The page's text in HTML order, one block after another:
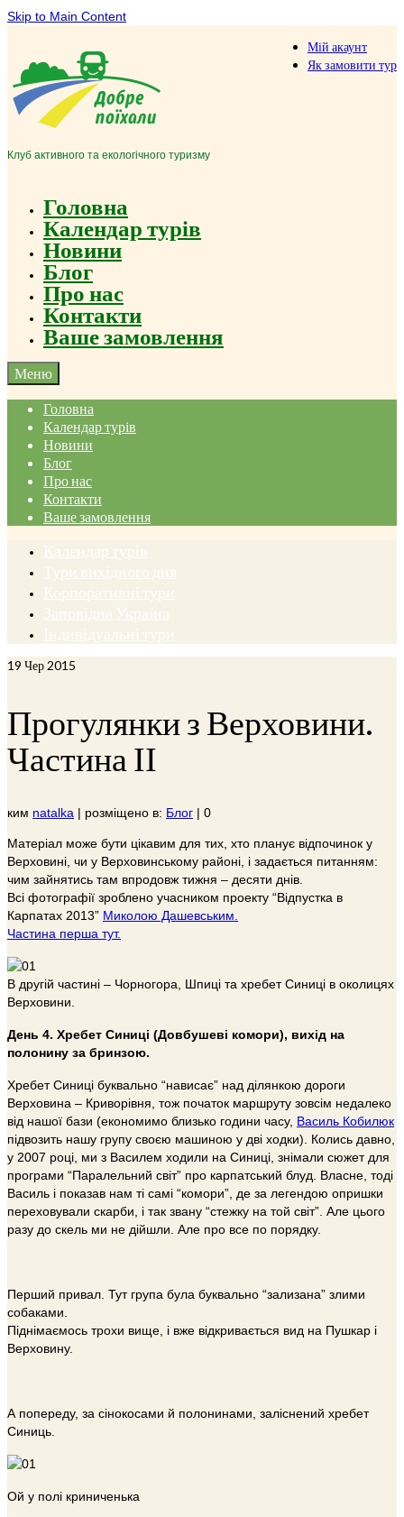
Skip to Main Content
Мій акаунт
Як замовити тур
Клуб активного та екологічного туризму
Головна
Календар турів
Новини
Блог
Про нас
Контакти
Ваше замовлення
Меню
Головна
Календар турів
Новини
Блог
Про нас
Контакти
Ваше замовлення
Календар турів
Тури вихідного дня
Корпоративні тури
Заповідна Україна
Індивідуальні тури
19 Чер 2015
Прогулянки з Верховини.
Частина ІІ
ким natalka | розміщено в: Блог | 0
Матеріал може бути цікавим для тих, хто планує відпочинок у
Верховині, чи у Верховинському районі, і задається питанням:
чим зайнятись там впродовж тижня – десяти днів.
Всі фотографії зроблено учасником проекту “Відпустка в
Карпатах 2013” Миколою Дашевським.
Частина перша тут.
В другій частині – Чорногора, Шпиці та хребет Синиці в околицях
Верховини.
День 4. Хребет Синиці (Довбушеві комори), вихід на
полонину за бринзою.
Хребет Синиці буквально “нависає” над ділянкою дороги
Верховина – Криворівня, тож початок маршруту зовсім недалеко
від нашої бази (економимо близько години часу, Василь Кобилюк
підвозить нашу групу своєю машиною у дві ходки). Колись давно,
у 2007 році, ми з Василем ходили на Синиці, знімали сюжет для
програми “Паралельний світ” про карпатський блуд. Власне, тоді
Василь і показав нам ті самі “комори”, де за легендою опришки
переховували скарби, і так звану “стежку на той світ”. Але цього
разу до скель ми не дійшли. Але про все по порядку.
Перший привал. Тут група була буквально “зализана” злими
собаками.
Піднімаємось трохи вище, і вже відкривається вид на Пушкар і
Верховину.
А попереду, за сінокосами й полонинами, заліснений хребет
Синиць.
Ой у полі криниченька